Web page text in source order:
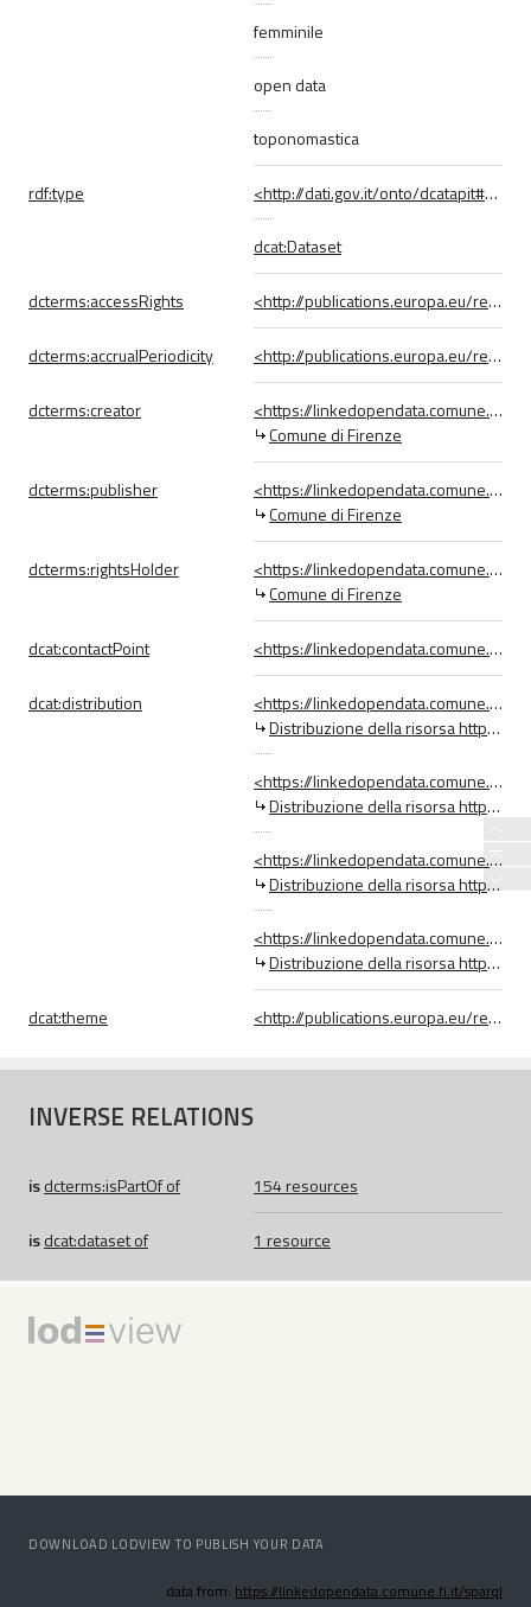
femminile
open data
toponomastica
rdf:type <http://dati.gov.it/onto/dcatapit#Dataset>
dcat:Dataset
dcterms:accessRights <http://publications.europa.eu/resource/authority/access-right/PUBLIC>
dcterms:accrualPeriodicity <http://publications.europa.eu/resource/authority/frequency/AS_NEEDED>
dcterms:creator
<https://linkedopendata.comune.fi.it/data/Organizzazione/1_Comune_di_Firenze>
Comune di Firenze
dcterms:publisher
<https://linkedopendata.comune.fi.it/data/Organizzazione/1_Comune_di_Firenze>
Comune di Firenze
dcterms:rightsHolder
<https://linkedopendata.comune.fi.it/data/Organizzazione/1_Comune_di_Firenze>
Comune di Firenze
dcat:contactPoint <https://linkedopendata.comune.fi.it/data/PuntoContatto/1_Comune_di_Firenze>
dcat:distribution
<https://linkedopendata.comune.fi.it/data/Distribuzione/21851_https___datigis_comune_fi_it_shp_toponim>
Distribuzione della risorsa https://datigis.comune.fi.it/shp/toponimi_femminili.zip
<https://linkedopendata.comune.fi.it/data/Distribuzione/21854_https___datigis_comune_fi_it_shp_luoghi_>
Distribuzione della risorsa https://datigis.comune.fi.it/shp/luoghi_intitolati_a_donne.zip
<https://linkedopendata.comune.fi.it/data/Distribuzione/22327_https___linkedopendata_comune_fi_it_down>
Distribuzione della risorsa https://linkedopendata.comune.fi.it/download/rdf/toponomastica_femminile.ttl
<https://linkedopendata.comune.fi.it/data/Distribuzione/22328_https___linkedopendata_comune_fi_it_down>
Distribuzione della risorsa https://linkedopendata.comune.fi.it/download/rdf/luoghi_intitolati_donne.ttl
dcat:theme <http://publications.europa.eu/resource/authority/data-theme/REGI>
INVERSE RELATIONS
isdcterms:isPartOfof 154 resources
isdcat:datasetof 1 resource
DOWNLOAD LODVIEW TO PUBLISH YOUR DATA
data from: https://linkedopendata.comune.fi.it/sparql